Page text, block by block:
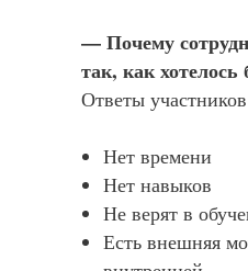
— Почему
так, как хотелось
Ответы
Нет времени
Нет навыков
Не верят в
Есть внешняя